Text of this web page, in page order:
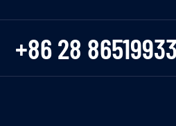
+86 28